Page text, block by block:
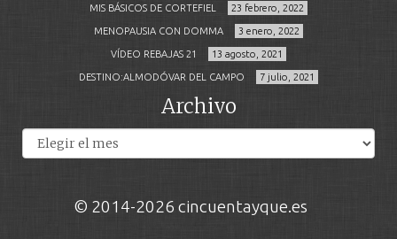
MIS BÁSICOS DE CORTEFIEL 23 febrero, 2022
MENOPAUSIA CON DOMMA 3 enero, 2022
VÍDEO REBAJAS 21 13 agosto, 2021
DESTINO:ALMODÓVAR DEL CAMPO 7 julio, 2021
Archivo
© 2014-2026 cincuentayque.es